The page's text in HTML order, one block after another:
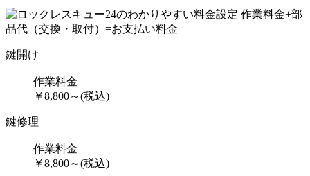
鍵開け
作業料金
￥8,800～(税込)
鍵修理
作業料金
￥8,800～(税込)